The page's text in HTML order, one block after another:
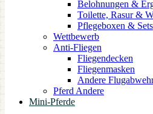
Belohnungen &
Toilette, Rasur &
Pflegeboxen & Sets
Wettbewerb
Anti-Fliegen
Fliegendecken
Fliegenmasken
Andere
Pferd Andere
Mini-Pferde